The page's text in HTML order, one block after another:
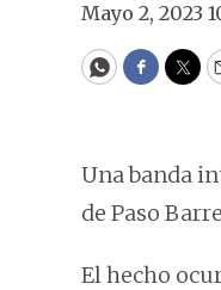
Mayo 2, 2023
WhatsApp
Una banda
de Paso
El hecho